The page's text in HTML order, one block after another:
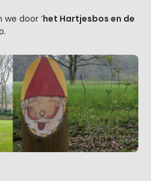
door ‘het Hartjesbos en de